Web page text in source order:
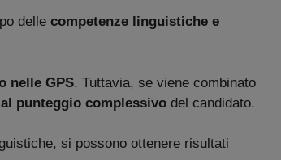
delle competenze linguistiche e
nelle GPS. Tuttavia, se viene combinato
punteggio complessivo del candidato.
si possono ottenere risultati